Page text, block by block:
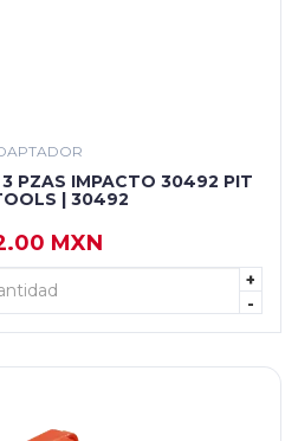
PZAS IMPACTO 30492 PIT
| 30492
MXN
+
-